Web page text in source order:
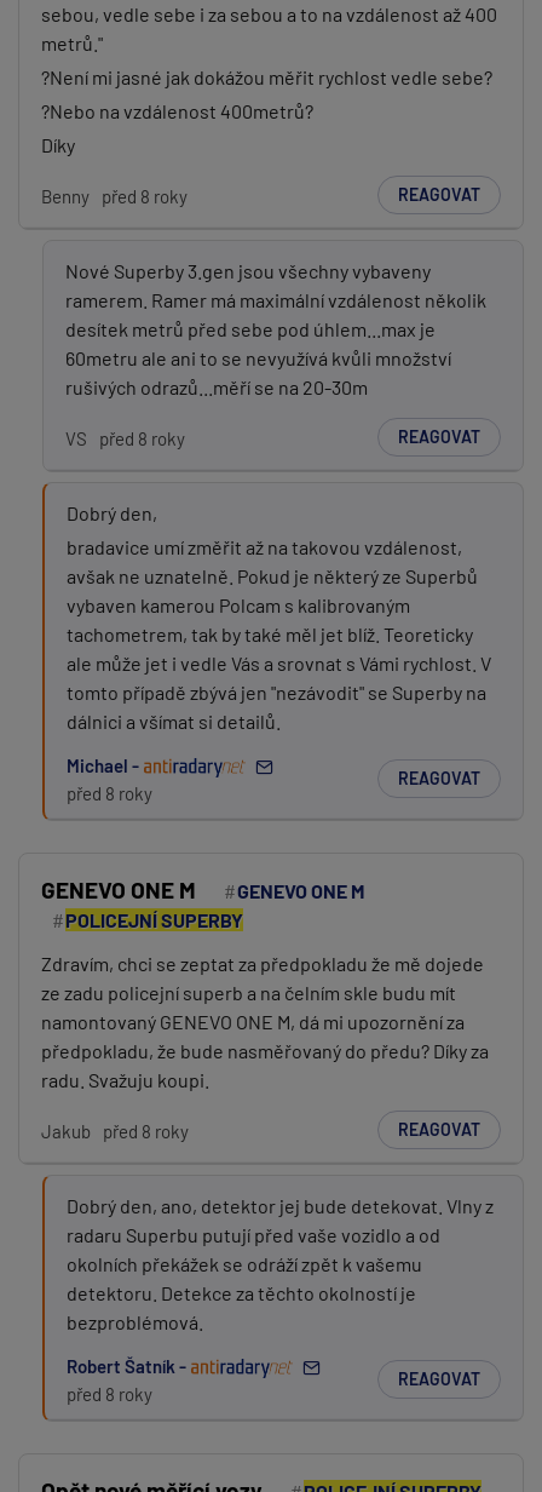
sebou, vedle sebe i za sebou a to na vzdálenost až 400
metrů."
?Není mi jasné jak dokážou měřit rychlost vedle sebe?
?Nebo na vzdálenost 400metrů?
Díky
Benny před 8 roky REAGOVAT
Nové Superby 3.gen jsou všechny vybaveny
ramerem. Ramer má maximální vzdálenost několik
desítek metrů před sebe pod úhlem...max je
60metru ale ani to se nevyužívá kvůli množství
rušivých odrazů...měří se na 20-30m
VS před 8 roky REAGOVAT
Dobrý den,
bradavice umí změřit až na takovou vzdálenost,
avšak ne uznatelně. Pokud je některý ze Superbů
vybaven kamerou Polcam s kalibrovaným
tachometrem, tak by také měl jet blíž. Teoreticky
ale může jet i vedle Vás a srovnat s Vámi rychlost. V
tomto případě zbývá jen "nezávodit" se Superby na
dálnici a všímat si detailů.
Michael -
před 8 roky
REAGOVAT
GENEVO ONE M
GENEVO ONE M
POLICEJNÍ SUPERBY
Zdravím, chci se zeptat za předpokladu že mě dojede
ze zadu policejní superb a na čelním skle budu mít
namontovaný GENEVO ONE M, dá mi upozornění za
předpokladu, že bude nasměřovaný do předu? Díky za
radu. Svažuju koupi.
Jakub před 8 roky REAGOVAT
Dobrý den, ano, detektor jej bude detekovat. Vlny z
radaru Superbu putují před vaše vozidlo a od
okolních překážek se odráží zpět k vašemu
detektoru. Detekce za těchto okolností je
bezproblémová.
Robert Šatník -
před 8 roky
REAGOVAT